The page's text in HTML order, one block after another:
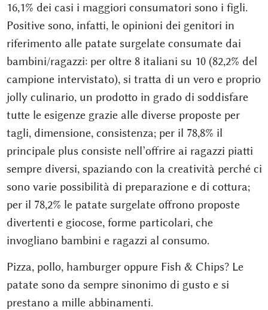
16,1% dei casi i maggiori consumatori sono i figli.
Positive sono, infatti, le opinioni dei genitori in
riferimento alle patate surgelate consumate dai
bambini/ragazzi: per oltre 8 italiani su 10 (82,2% del
campione intervistato), si tratta di un vero e proprio
jolly culinario, un prodotto in grado di soddisfare
tutte le esigenze grazie alle diverse proposte per
tagli, dimensione, consistenza; per il 78,8% il
principale plus consiste nell’offrire ai ragazzi piatti
sempre diversi, spaziando con la creatività perché ci
sono varie possibilità di preparazione e di cottura;
per il 78,2% le patate surgelate offrono proposte
divertenti e giocose, forme particolari, che
invogliano bambini e ragazzi al consumo.
Pizza, pollo, hamburger oppure Fish & Chips? Le
patate sono da sempre sinonimo di gusto e si
prestano a mille abbinamenti.